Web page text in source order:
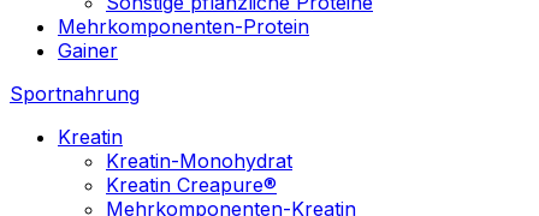
Mehrkomponenten-Protein
Gainer
Sportnahrung
Kreatin
Kreatin-Monohydrat
Kreatin Creapure®
Mehrkomponenten-Kreatin